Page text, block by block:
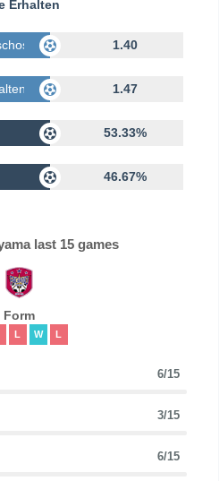
Erhalten
1.40
1.47
53.33%
46.67%
last 15 games
Form
L W L
6/15
3/15
6/15